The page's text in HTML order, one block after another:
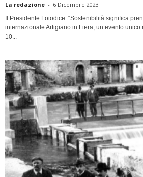
La redazione - 6 Dicembre 2023
Il Presidente Loiodice: “Sostenibilità significa
internazionale Artigiano in Fiera, un evento unico
10...